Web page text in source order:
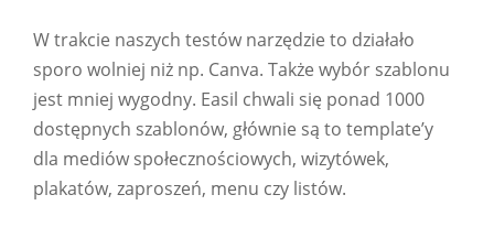
W trakcie naszych testów narzędzie to działało
sporo wolniej niż np. Canva. Także wybór szablonu
jest mniej wygodny. Easil chwali się ponad 1000
dostępnych szablonów, głównie są to template’y
dla mediów społecznościowych, wizytówek,
plakatów, zaproszeń, menu czy listów.